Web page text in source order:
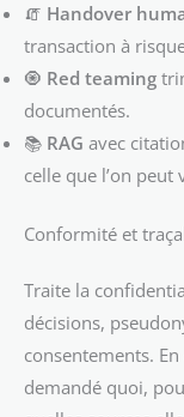
🧯 Handover
transaction à
🧿 Red teaming
documentés.
📚 RAG avec
celle que l’on peut
Conformité et
Traite la
décisions,
consentements.
demandé quoi,